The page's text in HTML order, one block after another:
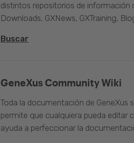
GeneXus Community Wiki
Toda la documentación de GeneXus
permite que cualquiera pueda editar
ayuda a perfeccionar la
distintos repositorios de información
Downloads, GXNews, GXTraining,
Buscar